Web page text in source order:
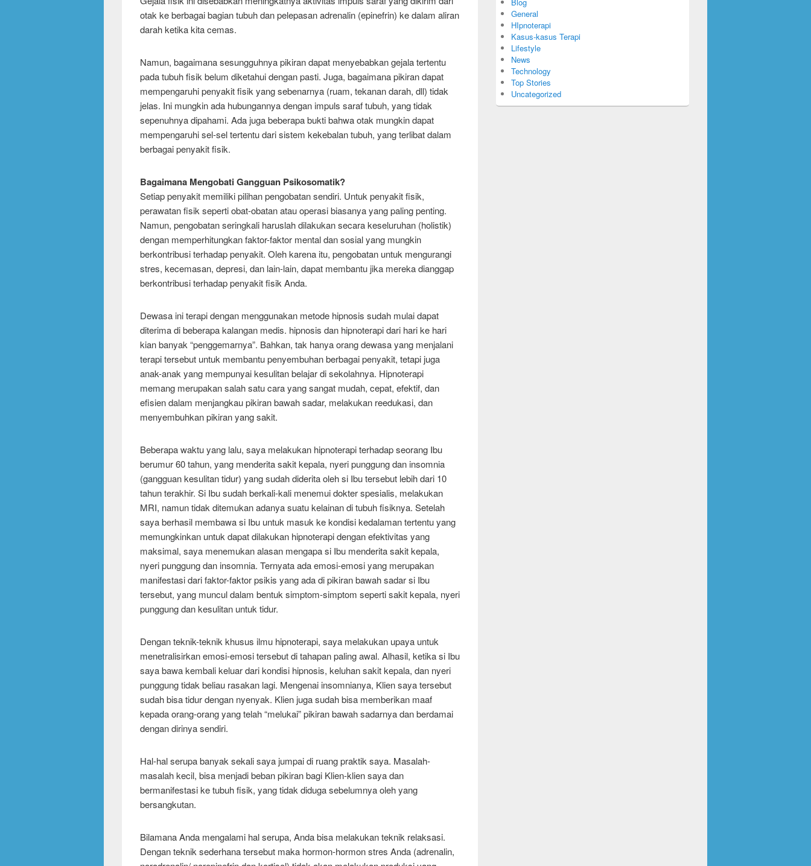
otak ke berbagai bagian tubuh dan pelepasan adrenalin (epinefrin) ke dalam aliran
darah ketika kita cemas.
Namun, bagaimana sesungguhnya pikiran dapat menyebabkan gejala tertentu
pada tubuh fisik belum diketahui dengan pasti. Juga, bagaimana pikiran dapat
mempengaruhi penyakit fisik yang sebenarnya (ruam, tekanan darah, dll) tidak
jelas. Ini mungkin ada hubungannya dengan impuls saraf tubuh, yang tidak
sepenuhnya dipahami. Ada juga beberapa bukti bahwa otak mungkin dapat
mempengaruhi sel-sel tertentu dari sistem kekebalan tubuh, yang terlibat dalam
berbagai penyakit fisik.
Bagaimana Mengobati Gangguan Psikosomatik?
Setiap penyakit memiliki pilihan pengobatan sendiri. Untuk penyakit fisik,
perawatan fisik seperti obat-obatan atau operasi biasanya yang paling penting.
Namun, pengobatan seringkali haruslah dilakukan secara keseluruhan (holistik)
dengan memperhitungkan faktor-faktor mental dan sosial yang mungkin
berkontribusi terhadap penyakit. Oleh karena itu, pengobatan untuk mengurangi
stres, kecemasan, depresi, dan lain-lain, dapat membantu jika mereka dianggap
berkontribusi terhadap penyakit fisik Anda.
Dewasa ini terapi dengan menggunakan metode hipnosis sudah mulai dapat
diterima di beberapa kalangan medis. hipnosis dan hipnoterapi dari hari ke hari
kian banyak “penggemarnya”. Bahkan, tak hanya orang dewasa yang menjalani
terapi tersebut untuk membantu penyembuhan berbagai penyakit, tetapi juga
anak-anak yang mempunyai kesulitan belajar di sekolahnya. Hipnoterapi
memang merupakan salah satu cara yang sangat mudah, cepat, efektif, dan
efisien dalam menjangkau pikiran bawah sadar, melakukan reedukasi, dan
menyembuhkan pikiran yang sakit.
Beberapa waktu yang lalu, saya melakukan hipnoterapi terhadap seorang Ibu
berumur 60 tahun, yang menderita sakit kepala, nyeri punggung dan insomnia
(gangguan kesulitan tidur) yang sudah diderita oleh si Ibu tersebut lebih dari 10
tahun terakhir. Si Ibu sudah berkali-kali menemui dokter spesialis, melakukan
MRI, namun tidak ditemukan adanya suatu kelainan di tubuh fisiknya. Setelah
saya berhasil membawa si Ibu untuk masuk ke kondisi kedalaman tertentu yang
memungkinkan untuk dapat dilakukan hipnoterapi dengan efektivitas yang
maksimal, saya menemukan alasan mengapa si Ibu menderita sakit kepala,
nyeri punggung dan insomnia. Ternyata ada emosi-emosi yang merupakan
manifestasi dari faktor-faktor psikis yang ada di pikiran bawah sadar si Ibu
tersebut, yang muncul dalam bentuk simptom-simptom seperti sakit kepala, nyeri
punggung dan kesulitan untuk tidur.
Dengan teknik-teknik khusus ilmu hipnoterapi, saya melakukan upaya untuk
menetralisirkan emosi-emosi tersebut di tahapan paling awal. Alhasil, ketika si Ibu
saya bawa kembali keluar dari kondisi hipnosis, keluhan sakit kepala, dan nyeri
punggung tidak beliau rasakan lagi. Mengenai insomnianya, Klien saya tersebut
sudah bisa tidur dengan nyenyak. Klien juga sudah bisa memberikan maaf
kepada orang-orang yang telah “melukai” pikiran bawah sadarnya dan berdamai
dengan dirinya sendiri.
Hal-hal serupa banyak sekali saya jumpai di ruang praktik saya. Masalah-
masalah kecil, bisa menjadi beban pikiran bagi Klien-klien saya dan
bermanifestasi ke tubuh fisik, yang tidak diduga sebelumnya oleh yang
bersangkutan.
Bilamana Anda mengalami hal serupa, Anda bisa melakukan teknik relaksasi.
Dengan teknik sederhana tersebut maka hormon-hormon stres Anda (adrenalin,
General
HIpnoterapi
Kasus-kasus Terapi
Lifestyle
News
Technology
Top Stories
Uncategorized